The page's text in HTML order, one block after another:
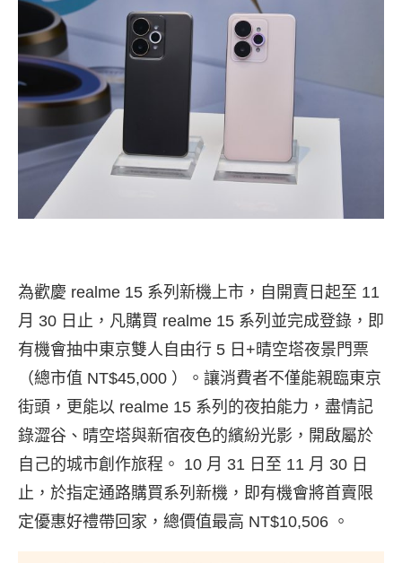
為歡慶 realme 15 系列新機上市，自開賣日起至 11
月 30 日止，凡購買 realme 15 系列並完成登錄，即
有機會抽中東京雙人自由行 5 日+晴空塔夜景門票
（總市值 NT$45,000 ）。讓消費者不僅能親臨東京
街頭，更能以 realme 15 系列的夜拍能力，盡情記
錄澀谷、晴空塔與新宿夜色的繽紛光影，開啟屬於
自己的城市創作旅程。 10 月 31 日至 11 月 30 日
止，於指定通路購買系列新機，即有機會將首賣限
定優惠好禮帶回家，總價值最高 NT$10,506 。